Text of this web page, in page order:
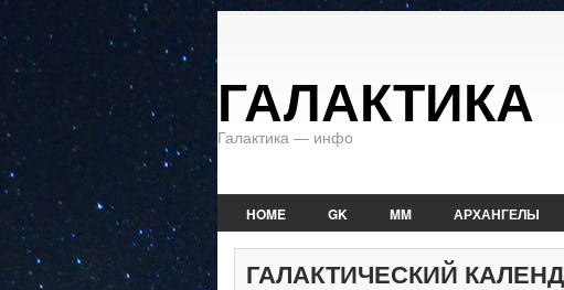
ГАЛАКТИКА
Галактика — инфо
HOME GK MM АРХАНГЕЛЫ
ГАЛАКТИЧЕСКИЙ